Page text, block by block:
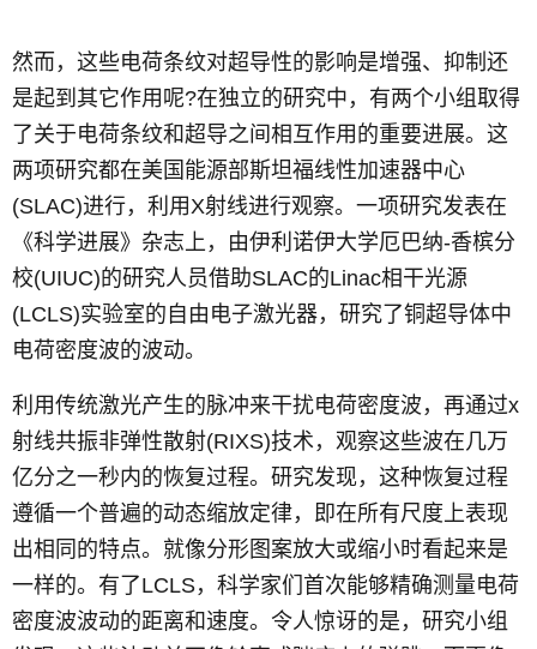
然而，这些电荷条纹对超导性的影响是增强、抑制还
是起到其它作用呢?在独立的研究中，有两个小组取得
了关于电荷条纹和超导之间相互作用的重要进展。这
两项研究都在美国能源部斯坦福线性加速器中心
(SLAC)进行，利用X射线进行观察。一项研究发表在
《科学进展》杂志上，由伊利诺伊大学厄巴纳-香槟分
校(UIUC)的研究人员借助SLAC的Linac相干光源
(LCLS)实验室的自由电子激光器，研究了铜超导体中
电荷密度波的波动。
利用传统激光产生的脉冲来干扰电荷密度波，再通过x
射线共振非弹性散射(RIXS)技术，观察这些波在几万
亿分之一秒内的恢复过程。研究发现，这种恢复过程
遵循一个普遍的动态缩放定律，即在所有尺度上表现
出相同的特点。就像分形图案放大或缩小时看起来是
一样的。有了LCLS，科学家们首次能够精确测量电荷
密度波波动的距离和速度。令人惊讶的是，研究小组